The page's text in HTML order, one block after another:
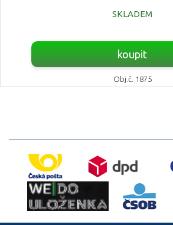
SKLADEM
koupit
Obj.č. 1875